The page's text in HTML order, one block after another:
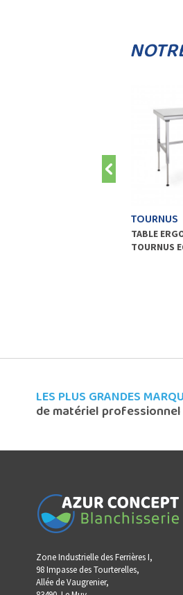
TOURNUS
TABLE
TOURNUS
LES PLUS GRANDES
de matériel professionnel
Zone Industrielle des Ferrières I,
98 Impasse des Tourterelles,
Allée de Vaugrenier,